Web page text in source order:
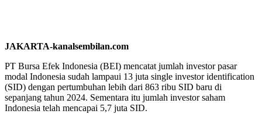
JAKARTA-kanalsembilan.com
PT Bursa Efek Indonesia (BEI) mencatat jumlah investor pasar
modal Indonesia sudah lampaui 13 juta single investor identification
(SID) dengan pertumbuhan lebih dari 863 ribu SID baru di
sepanjang tahun 2024. Sementara itu jumlah investor saham
Indonesia telah mencapai 5,7 juta SID.